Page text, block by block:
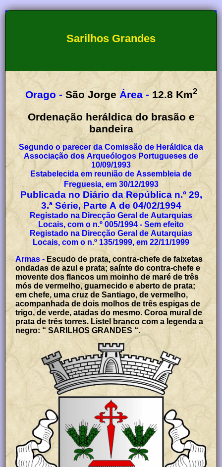
Sarilhos Grandes
Orago - São Jorge Área - 12.8 Km2
Ordenação heráldica do brasão e
bandeira
Segundo o parecer da Comissão de Heráldica da
Associação dos Arqueólogos Portugueses de
10/09/1993
Estabelecida em reunião de Assembleia de
Freguesia, em 30/12/1993
Publicada no Diário da República n.º 29,
3.ª Série, Parte A de 04/02/1994
Registado na Direcção Geral de Autarquias
Locais, com o n.º 005/1994 - Sem efeito
Registado na Direcção Geral de Autarquias
Locais, com o n.º 135/1999, em 22/11/1999
Armas - Escudo de prata, contra-chefe de faixetas
ondadas de azul e prata; saínte do contra-chefe e
movente dos flancos um moinho de maré de três
mós de vermelho, guarnecido e aberto de prata;
em chefe, uma cruz de Santiago, de vermelho,
acompanhada de dois molhos de três espigas de
trigo, de verde, atadas do mesmo. Coroa mural de
prata de três torres. Listel branco com a legenda a
negro: “ SARILHOS GRANDES “.